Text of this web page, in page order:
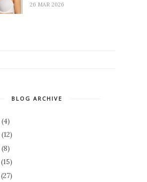
26 MAR 2026
BLOG ARCHIVE
(4)
(12)
(8)
(15)
(27)